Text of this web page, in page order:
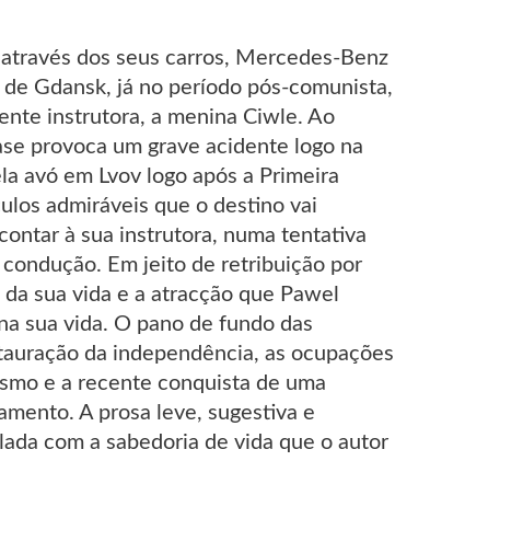
dos seus carros, Mercedes-Benz
Gdansk, já no período pós-comunista,
instrutora, a menina Ciwle. Ao
provoca um grave acidente logo na
avó em Lvov logo após a Primeira
admiráveis que o destino vai
à sua instrutora, numa tentativa
Em jeito de retribuição por
sua vida e a atracção que Pawel
sua vida. O pano de fundo das
da independência, as ocupações
e a recente conquista de uma
A prosa leve, sugestiva e
com a sabedoria de vida que o autor